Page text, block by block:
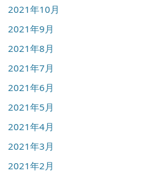
2021年10月
2021年9月
2021年8月
2021年7月
2021年6月
2021年5月
2021年4月
2021年3月
2021年2月